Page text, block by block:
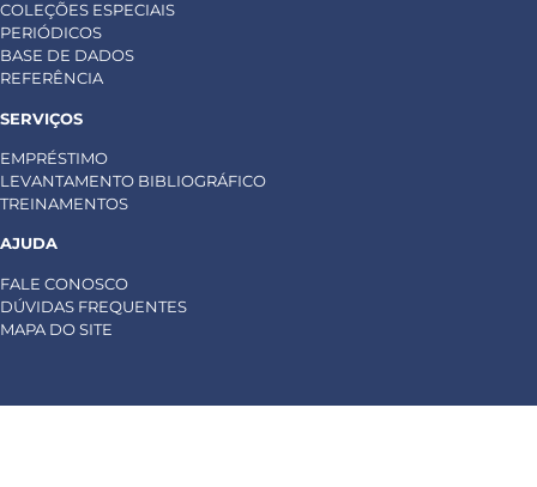
COLEÇÕES ESPECIAIS
PERIÓDICOS
BASE DE DADOS
REFERÊNCIA
SERVIÇOS
EMPRÉSTIMO
LEVANTAMENTO BIBLIOGRÁFICO
TREINAMENTOS
AJUDA
FALE CONOSCO
DÚVIDAS FREQUENTES
MAPA DO SITE